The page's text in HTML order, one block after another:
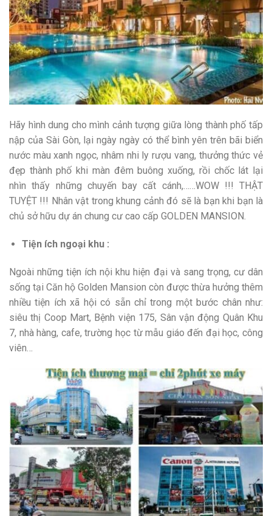
Hãy hình dung cho mình cảnh tượng giữa lòng thành phố tấp
nập của Sài Gòn, lại ngày ngày có thể bình yên trên bãi biển
nước màu xanh ngọc, nhâm nhi ly rượu vang, thưởng thức vẻ
đẹp thành phố khi màn đêm buông xuống, rồi chốc lát lại
nhìn thấy những chuyến bay cất cánh,……WOW !!! THẬT
TUYỆT !!! Nhân vật trong khung cảnh đó sẽ là bạn khi bạn là
chủ sở hữu dự án chung cư cao cấp GOLDEN MANSION.
Tiện ích ngoại khu :
Ngoài những tiện ích nội khu hiện đại và sang trọng, cư dân
sống tại Căn hộ Golden Mansion còn được thừa hưởng thêm
nhiều tiện ích xã hội có sẵn chỉ trong một bước chân như:
siêu thị Coop Mart, Bệnh viện 175, Sân vận động Quân Khu
7, nhà hàng, cafe, trường học từ mẫu giáo đến đại học, công
viên…